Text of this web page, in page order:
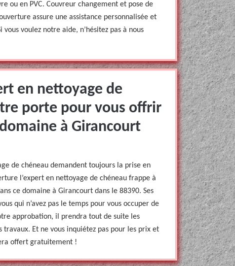
ou en PVC. Couvreur changement et pose de
assure une assistance personnalisée et
voulez notre aide, n’hésitez pas à nous
en nettoyage de
porte pour vous offrir
à Girancourt
de chéneau demandent toujours la prise en
l’expert en nettoyage de chéneau frappe à
ce domaine à Girancourt dans le 88390. Ses
qui n’avez pas le temps pour vous occuper de
approbation, il prendra tout de suite les
Et ne vous inquiétez pas pour les prix et
offert gratuitement !